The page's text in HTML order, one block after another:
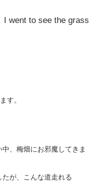
went to see the grass
す。
、梅畑にお邪魔してきま
が、こんな道走れる